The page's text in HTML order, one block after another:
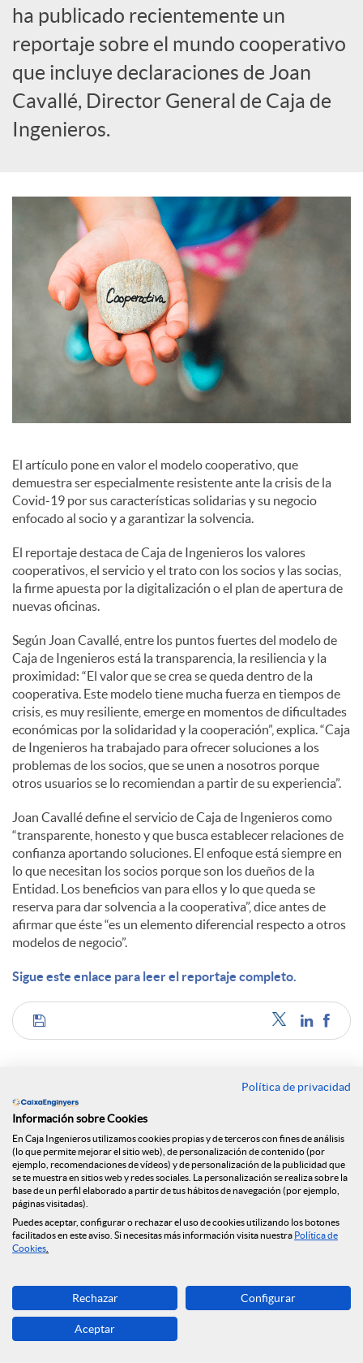
o
c
i
ha publicado recientemente un
reportaje sobre el mundo cooperativo
que incluye declaraciones de Joan
Cavallé, Director General de Caja de
Ingenieros.
El artículo pone en valor el modelo cooperativo, que
demuestra ser especialmente resistente ante la crisis de la
Covid-19 por sus características solidarias y su negocio
enfocado al socio y a garantizar la solvencia.
El reportaje destaca de Caja de Ingenieros los valores
cooperativos, el servicio y el trato con los socios y las socias,
la firme apuesta por la digitalización o el plan de apertura de
nuevas oficinas.
Según Joan Cavallé, entre los puntos fuertes del modelo de
Caja de Ingenieros está la transparencia, la resiliencia y la
proximidad: “El valor que se crea se queda dentro de la
cooperativa. Este modelo tiene mucha fuerza en tiempos de
crisis, es muy resiliente, emerge en momentos de dificultades
económicas por la solidaridad y la cooperación”, explica. “Caja
de Ingenieros ha trabajado para ofrecer soluciones a los
problemas de los socios, que se unen a nosotros porque
otros usuarios se lo recomiendan a partir de su experiencia”.
Joan Cavallé define el servicio de Caja de Ingenieros como
“transparente, honesto y que busca establecer relaciones de
confianza aportando soluciones. El enfoque está siempre en
lo que necesitan los socios porque son los dueños de la
Entidad. Los beneficios van para ellos y lo que queda se
reserva para dar solvencia a la cooperativa”, dice antes de
afirmar que éste “es un elemento diferencial respecto a otros
modelos de negocio”.
Sigue este enlace para leer el reportaje completo.
C
o
m
p
a
r
Noticias relacionadas
NEWS & YOU n.º 12
Caja Ingenieros continúa ampliando su red de
oficinas y llega a Reus
estabilidad económica
Caja Ingenieros prevé una segunda mitad de 2026
marcada por la volatilidad geopolítica y la
Política de privacidad
Información sobre Cookies
En Caja Ingenieros utilizamos cookies propias y de terceros con fines de análisis
(lo que permite mejorar el sitio web), de personalización de contenido (por
ejemplo, recomendaciones de vídeos) y de personalización de la publicidad que
se te muestra en sitios web y redes sociales. La personalización se realiza sobre la
base de un perfil elaborado a partir de tus hábitos de navegación (por ejemplo,
páginas visitadas).
Puedes aceptar, configurar o rechazar el uso de cookies utilizando los botones
facilitados en este aviso. Si necesitas más información visita nuestra Política de
Cookies
Rechazar Configurar
Aceptar